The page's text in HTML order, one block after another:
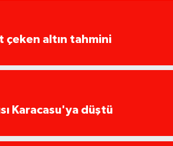
çeken altın tahmini
Karacasu'ya düştü